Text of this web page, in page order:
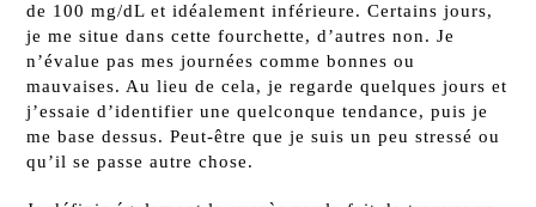
de 100 mg/dL et idéalement inférieure. Certains jours,
je me situe dans cette fourchette, d’autres non. Je
n’évalue pas mes journées comme bonnes ou
mauvaises. Au lieu de cela, je regarde quelques jours et
j’essaie d’identifier une quelconque tendance, puis je
me base dessus. Peut-être que je suis un peu stressé ou
qu’il se passe autre chose.